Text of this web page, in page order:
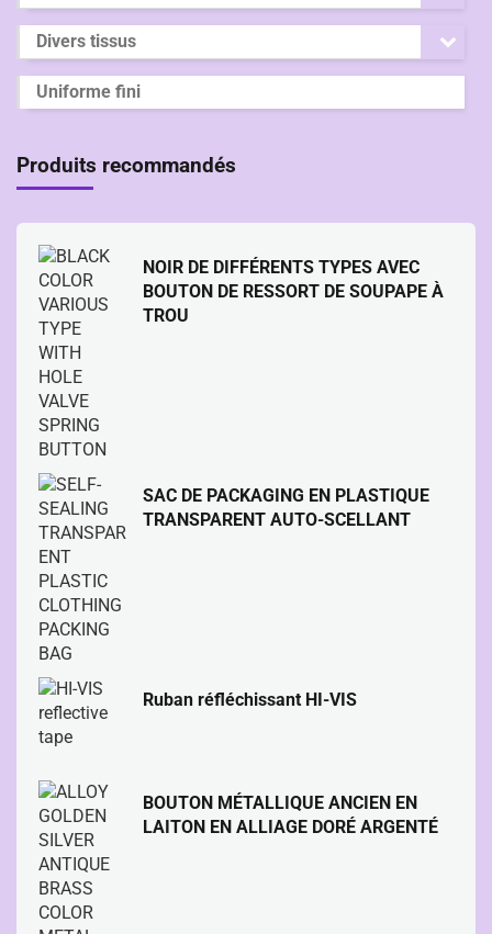
Divers tissus
Uniforme fini
Produits recommandés
NOIR DE DIFFÉRENTS TYPES AVEC
BOUTON DE RESSORT DE SOUPAPE À
TROU
SAC DE PACKAGING EN PLASTIQUE
TRANSPARENT AUTO-SCELLANT
Ruban réfléchissant HI-VIS
BOUTON MÉTALLIQUE ANCIEN EN
LAITON EN ALLIAGE DORÉ ARGENTÉ